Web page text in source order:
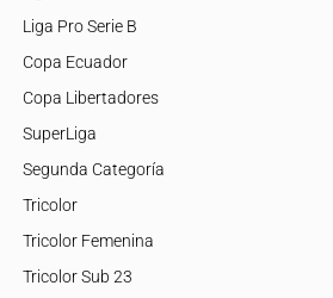
Liga Pro Serie B
Copa Ecuador
Copa Libertadores
SuperLiga
Segunda Categoría
Tricolor
Tricolor Femenina
Tricolor Sub 23